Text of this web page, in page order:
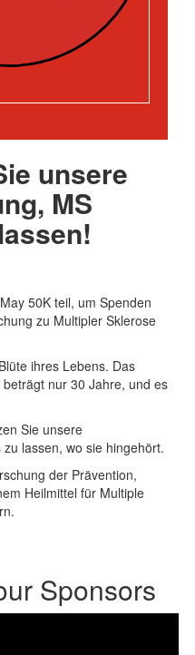
unsere
MS
50K teil, um Spenden
zu Multipler Sklerose
ihres Lebens. Das
nur 30 Jahre, und es
Sie unsere
lassen, wo sie hingehört.
der Prävention,
Heilmittel für Multiple
Sponsors